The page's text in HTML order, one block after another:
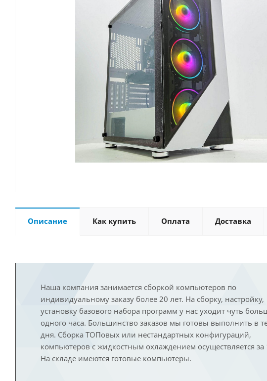
Описание Как купить Оплата Доставка
Наша компания занимается сборкой компьютеров по
индивидуальному заказу более 20 лет. На сборку, настройку,
установку базового набора программ у нас уходит чуть
одного часа. Большинство заказов мы готовы выполнить в
дня. Сборка ТОПовых или нестандартных конфигураций,
компьютеров с жидкостным охлаждением осуществляется за
На складе имеются готовые компьютеры.